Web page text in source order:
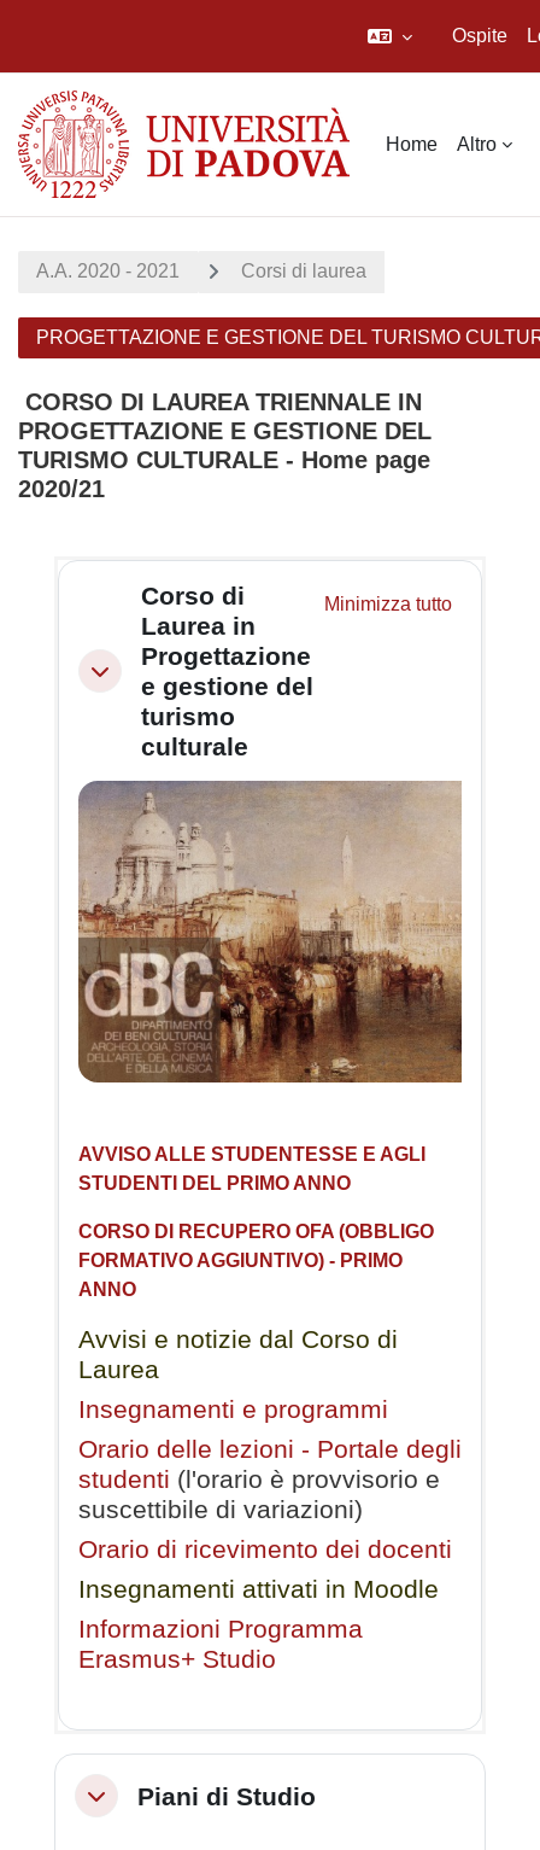
Ospite
Home Altro
A.A. 2020 - 2021 Corsi di laurea
PROGETTAZIONE E GESTIONE DEL TURISMO
CORSO DI LAUREA TRIENNALE IN
PROGETTAZIONE E GESTIONE DEL
TURISMO CULTURALE - Home page
2020/21
Schema della sezione
Minimizza
Corso di
Laurea in
Progettazione
e gestione del
turismo
culturale
Minimizza tutto
AVVISO ALLE STUDENTESSE E AGLI
STUDENTI DEL PRIMO ANNO
CORSO DI RECUPERO OFA (OBBLIGO
FORMATIVO AGGIUNTIVO) - PRIMO
ANNO
Avvisi e notizie dal Corso di
Laurea
Insegnamenti e programmi
Orario delle lezioni - Portale degli
studenti (l'orario è provvisorio e
suscettibile di variazioni)
Orario di ricevimento dei docenti
Insegnamenti attivati in Moodle
Informazioni Programma
Erasmus+ Studio
MinimizzaPiani di Studio